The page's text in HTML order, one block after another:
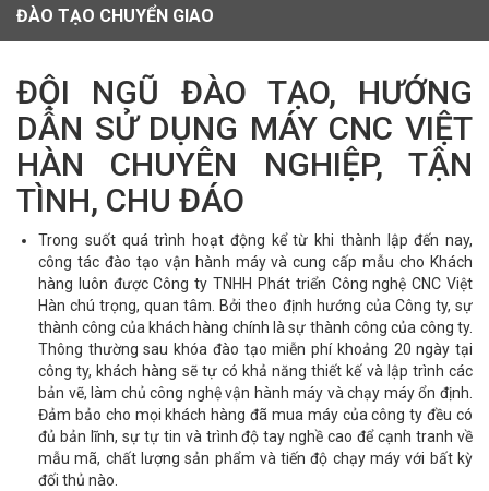
ĐÀO TẠO CHUYỂN GIAO
ĐỘI NGŨ ĐÀO TẠO, HƯỚNG
DẪN SỬ DỤNG MÁY CNC VIỆT
HÀN CHUYÊN NGHIỆP, TẬN
TÌNH, CHU ĐÁO
Trong suốt quá trình hoạt động kể từ khi thành lập đến nay,
công tác đào tạo vận hành máy và cung cấp mẫu cho Khách
hàng luôn được Công ty TNHH Phát triển Công nghệ CNC Việt
Hàn chú trọng, quan tâm. Bởi theo định hướng của Công ty, sự
thành công của khách hàng chính là sự thành công của công ty.
Thông thường sau khóa đào tạo miễn phí khoảng 20 ngày tại
công ty, khách hàng sẽ tự có khả năng thiết kế và lập trình các
bản vẽ, làm chủ công nghệ vận hành máy và chạy máy ổn định.
Đảm bảo cho mọi khách hàng đã mua máy của công ty đều có
đủ bản lĩnh, sự tự tin và trình độ tay nghề cao để cạnh tranh về
mẫu mã, chất lượng sản phẩm và tiến độ chạy máy với bất kỳ
đối thủ nào.